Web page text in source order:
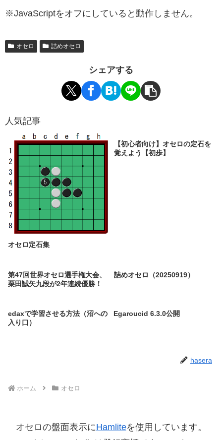
※JavaScriptをオフにしていると動作しません。
オセロ 詰めオセロ
シェアする
人気記事
オセロ定石集
【初心者向け】オセロの定石を
覚えよう【初歩】
第47回世界オセロ選手権大会、
栗田誠矢九段が2年連続優勝！
詰めオセロ（20250919）
edaxで学習させる方法（沼への
入り口）
Egaroucid 6.3.0公開
hasera
ホーム オセロ
オセロの盤面表示にHamliteを使用しています。